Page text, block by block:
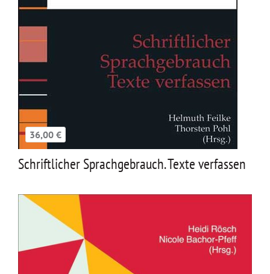
36,00 €
Schriftlicher Sprachgebrauch. Texte verfassen